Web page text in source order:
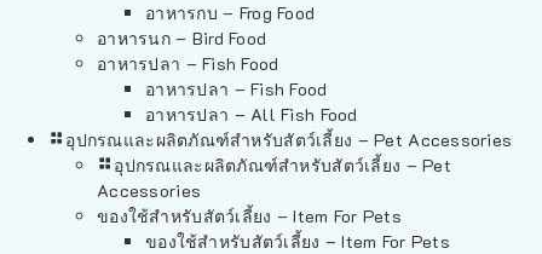
อาหารกบ – Frog Food
อาหารนก – Bird Food
อาหารปลา – Fish Food
อาหารปลา – Fish Food
อาหารปลา – All Fish Food
อุปกรณและผลิตภัณฑ์สำหรับสัตว์เลี้ยง – Pet Accessories
อุปกรณและผลิตภัณฑ์สำหรับสัตว์เลี้ยง – Pet
Accessories
ของใช้สำหรับสัตว์เลี้ยง – Item For Pets
ของใช้สำหรับสัตว์เลี้ยง – Item For Pets